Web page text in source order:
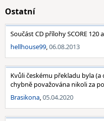
Ostatní
Součást CD přílohy SCORE 120
hellhouse99,06.08.2013
Kvůli českému překladu byla
chybně považována nikoli za
Brasikona,05.04.2020